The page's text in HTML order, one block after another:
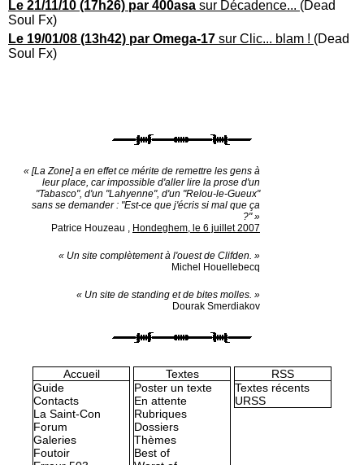
Le 21/11/10 (17h26) par 400asa sur Décadence... (Dead
Soul Fx)
Le 19/01/08 (13h42) par Omega-17 sur Clic... blam ! (Dead
Soul Fx)
« [La Zone] a en effet ce mérite de remettre les gens à
leur place, car impossible d'aller lire la prose d'un
"Tabasco", d'un "Lahyenne", d'un "Relou-le-Gueux"
sans se demander : "Est-ce que j'écris si mal que ça
?" »
Patrice Houzeau , Hondeghem, le 6 juillet 2007
« Un site complètement à l'ouest de Clifden. »
Michel Houellebecq
« Un site de standing et de bites molles. »
Dourak Smerdiakov
Accueil
Guide
Contacts
La Saint-Con
Forum
Galeries
Foutoir
Textes
Poster un texte
En attente
Rubriques
Dossiers
Thèmes
Best of
RSS
Textes récents
URSS